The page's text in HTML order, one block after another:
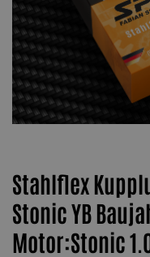
Stahlflex
Stonic YB
Motor:Stonic